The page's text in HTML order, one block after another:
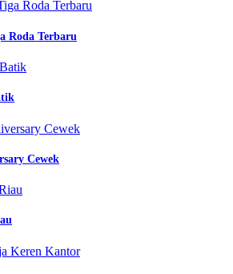
Roda Terbaru
Cewek